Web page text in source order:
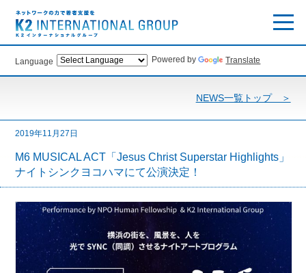
Language Powered by Translate
NEWS一覧トップ ＞
2019年11月27日
M6 MUSICAL ACT「Jesus Christ Superstar Highlights」
ナイトシンクヨコハマにて公演決定！